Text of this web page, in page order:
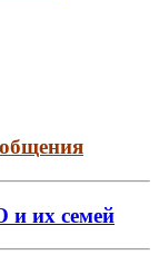
и их семей